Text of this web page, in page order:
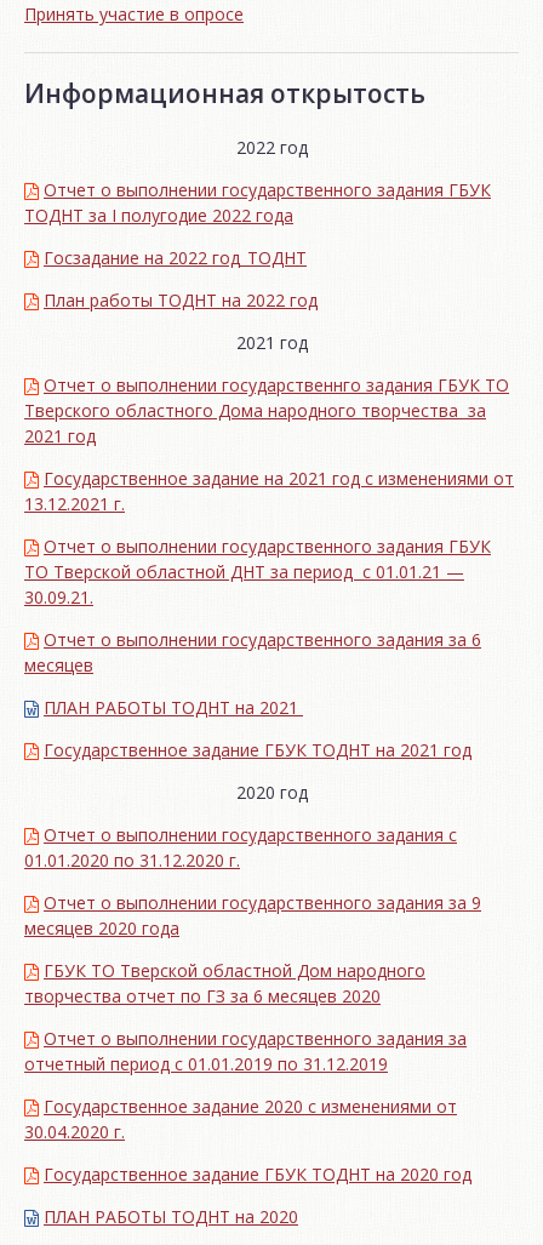
Принять участие в опросе
Информационная открытость
2022 год
Отчет о выполнении государственного задания ГБУК
ТОДНТ за I полугодие 2022 года
Госзадание на 2022 год_ТОДНТ
План работы ТОДНТ на 2022 год
2021 год
Отчет о выполнении государственнго задания ГБУК ТО
Тверского областного Дома народного творчества за
2021 год
Государственное задание на 2021 год с изменениями от
13.12.2021 г.
Отчет о выполнении государственного задания ГБУК
ТО Тверской областной ДНТ за период с 01.01.21 —
30.09.21.
Отчет о выполнении государственного задания за 6
месяцев
ПЛАН РАБОТЫ ТОДНТ на 2021
Государственное задание ГБУК ТОДНТ на 2021 год
2020 год
Отчет о выполнении государственного задания с
01.01.2020 по 31.12.2020 г.
Отчет о выполнении государственного задания за 9
месяцев 2020 года
ГБУК ТО Тверской областной Дом народного
творчества отчет по ГЗ за 6 месяцев 2020
Отчет о выполнении государственного задания за
отчетный период с 01.01.2019 по 31.12.2019
Государственное задание 2020 с изменениями от
30.04.2020 г.
Государственное задание ГБУК ТОДНТ на 2020 год
ПЛАН РАБОТЫ ТОДНТ на 2020